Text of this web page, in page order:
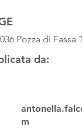
Pozza di Fassa
da:
m